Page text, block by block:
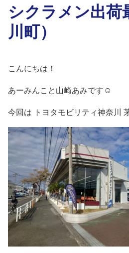
シクラメン出荷
川町）
こんにちは！
あーみんこと山崎あみです☺️
今回は トヨタモビリティ神奈川